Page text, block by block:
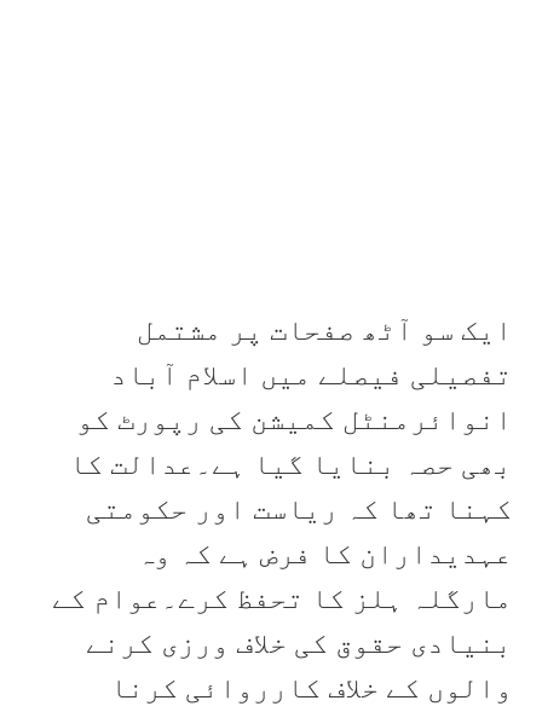
ایک سو آٹھ صفحات پر مشتمل
تفصیلی فیصلے میں اسلام آباد
انوائرمنٹل کمیشن کی رپورٹ کو
بھی حصہ بنایا گیا ہے۔عدالت کا
کہنا تھا کہ ریاست اور حکومتی
عہدیداران کا فرض ہے کہ وہ
مارگلہ ہلز کا تحفظ کرے۔عوام کے
بنیادی حقوق کی خلاف ورزی کرنے
والوں کے خلاف کارروائی کرنا